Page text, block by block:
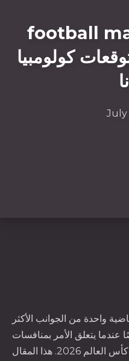
football
كولومبيا
July
واحدة من الجوانب الأكثر
عندما يتعلق الأمر بمنافسات
مثل مباراة كولومبيا وغانا في كأس العالم 2026. هذا المقال